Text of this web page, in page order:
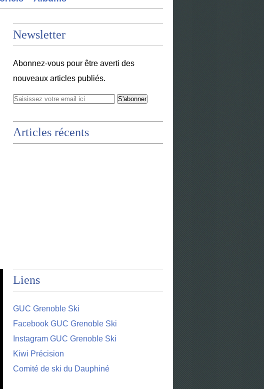
Newsletter
Abonnez-vous pour être averti des
nouveaux articles publiés.
Articles récents
Liens
GUC Grenoble Ski
Facebook GUC Grenoble Ski
Instagram GUC Grenoble Ski
Kiwi Précision
Comité de ski du Dauphiné